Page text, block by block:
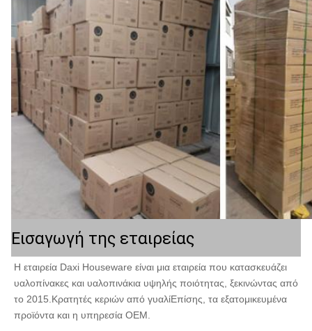
Εισαγωγή της εταιρείας
Η εταιρεία Daxi Houseware είναι μια εταιρεία που κατασκευάζει
υαλοπίνακες και υαλοπινάκια υψηλής ποιότητας, ξεκινώντας από
το 2015.Κρατητές κεριών από γυαλίΕπίσης, τα εξατομικευμένα
προϊόντα και η υπηρεσία OEM.